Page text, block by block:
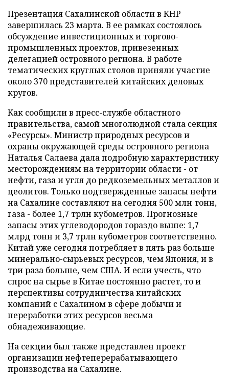
Презентация Сахалинской области в КНР
завершилась 23 марта. В ее рамках состоялось
обсуждение инвестиционных и торгово-
промышленных проектов, привезенных
делегацией островного региона. В работе
тематических круглых столов приняли участие
около 370 представителей китайских деловых
кругов.
Как сообщили в пресс-службе областного
правительства, самой многолюдной стала секция
«Ресурсы». Министр природных ресурсов и
охраны окружающей среды островного региона
Наталья Салаева дала подробную характеристику
месторождениям на территории области - от
нефти, газа и угля до редкоземельных металлов и
цеолитов. Только подтвержденные запасы нефти
на Сахалине составляют на сегодня 500 млн тонн,
газа - более 1,7 трлн кубометров. Прогнозные
запасы этих углеводородов гораздо выше: 1,7
млрд тонн и 3,7 трлн кубометров соответственно.
Китай уже сегодня потребляет в пять раз больше
минерально-сырьевых ресурсов, чем Япония, и в
три раза больше, чем США. И если учесть, что
спрос на сырье в Китае постоянно растет, то и
перспективы сотрудничества китайских
компаний с Сахалином в сфере добычи и
переработки этих ресурсов весьма
обнадеживающие.
На секции был также представлен проект
организации нефтеперерабатывающего
производства на Сахалине.